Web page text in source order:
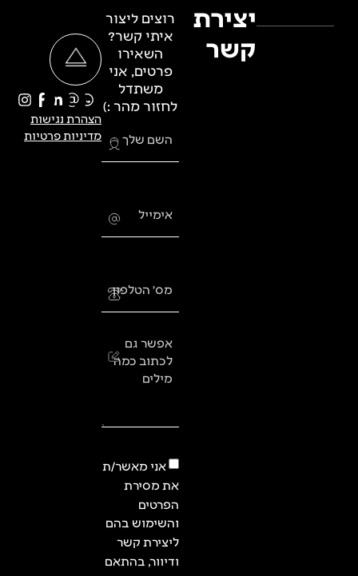
יצירת
קשר
רוצים ליצור
איתי קשר?
השאירו
פרטים, אני
משתדל
לחזור מהר :)
השם שלך
אימייל
מס׳ הטלפון
אפשר גם
לכתוב כמה
מילים
אני מאשר/ת
את מסירת
הפרטים
והשימוש בהם
ליצירת קשר
ודיוור, בהתאם
הצהרת נגישות
מדיניות פרטיות